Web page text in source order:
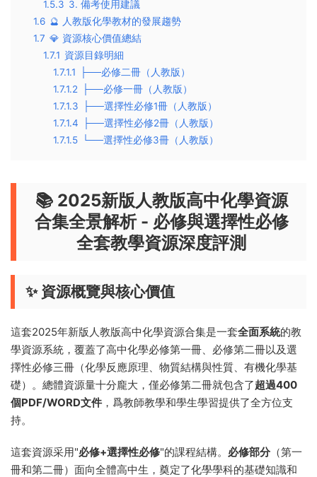
1.5.3 3. 備考使用建議
1.6 🔮 人教版化學教材的發展趨勢
1.7 💎 資源核心價值總結
1.7.1 資源目錄明細
1.7.1.1
├──必修二冊（人教版）
1.7.1.2
├──必修一冊（人教版）
1.7.1.3
├──選擇性必修1冊（人教版）
1.7.1.4
├──選擇性必修2冊（人教版）
1.7.1.5
└──選擇性必修3冊（人教版）
📚 2025新版人教版高中化學資源
合集全景解析 - 必修與選擇性必修
全套教學資源深度評測
✨ 資源概覽與核心價值
這套2025年新版人教版高中化學資源合集是一套全面系統的教
學資源系統，覆蓋了高中化學必修第一冊、必修第二冊以及選
擇性必修三冊（化學反應原理、物質結構與性質、有機化學基
礎）。總體資源量十分龐大，僅必修第二冊就包含了超過400
個PDF/WORD文件 ，爲教師教學和學生學習提供了全方位支
持。
這套資源采用"必修+選擇性必修"的課程結構。 必修部分（第一
冊和第二冊）面向全體高中生，奠定了化學學科的基礎知識和